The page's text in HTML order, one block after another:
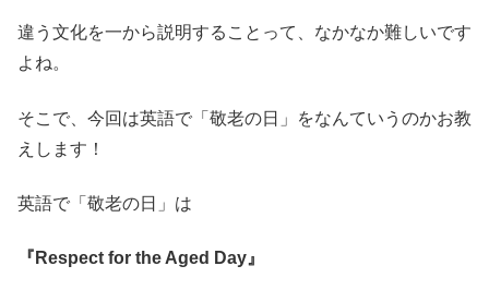
違う文化を一から説明することって、なかなか難しいです
よね。
そこで、今回は英語で「敬老の日」をなんていうのかお教
えします！
英語で「敬老の日」は
『Respect for the Aged Day』